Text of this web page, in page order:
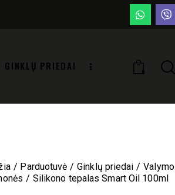
GINKLŲ PRIEDAI
0
Parduotuvė Ginklų priedai
Valymo
Silikono tepalas Smart Oil 100ml